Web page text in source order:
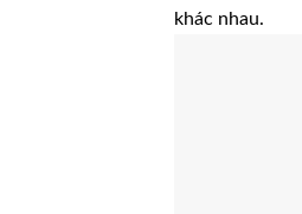
khác nhau.